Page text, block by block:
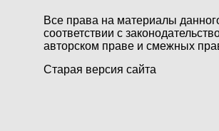
Все права на материалы
соответствии с
авторском праве и смежных
Старая версия сайта